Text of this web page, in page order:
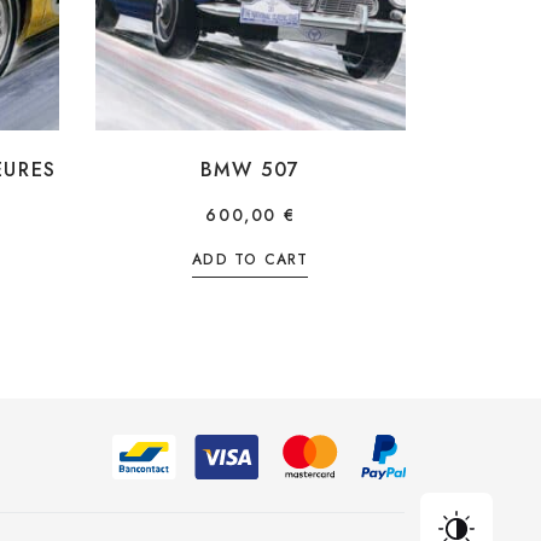
BMW 507
600,00 €
ADD TO CART